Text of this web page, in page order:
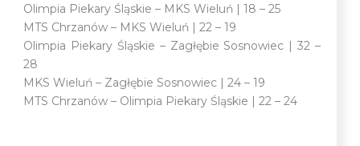
Olimpia Piekary Śląskie – MKS Wieluń | 18 – 25
MTS Chrzanów – MKS Wieluń | 22 – 19
Olimpia Piekary Śląskie – Zagłębie Sosnowiec | 32 –
28
MKS Wieluń – Zagłębie Sosnowiec | 24 – 19
MTS Chrzanów – Olimpia Piekary Śląskie | 22 – 24